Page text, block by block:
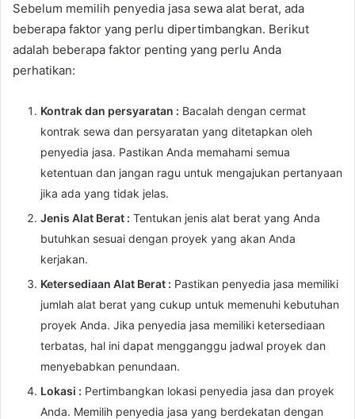
Sebelum memilih penyedia jasa sewa alat berat, ada
beberapa faktor yang perlu dipertimbangkan. Berikut
adalah beberapa faktor penting yang perlu Anda
perhatikan:
Kontrak dan persyaratan : Bacalah dengan cermat
kontrak sewa dan persyaratan yang ditetapkan oleh
penyedia jasa. Pastikan Anda memahami semua
ketentuan dan jangan ragu untuk mengajukan pertanyaan
jika ada yang tidak jelas.
Jenis Alat Berat : Tentukan jenis alat berat yang Anda
butuhkan sesuai dengan proyek yang akan Anda
kerjakan.
Ketersediaan Alat Berat : Pastikan penyedia jasa memiliki
jumlah alat berat yang cukup untuk memenuhi kebutuhan
proyek Anda. Jika penyedia jasa memiliki ketersediaan
terbatas, hal ini dapat mengganggu jadwal proyek dan
menyebabkan penundaan.
Lokasi : Pertimbangkan lokasi penyedia jasa dan proyek
Anda. Memilih penyedia jasa yang berdekatan dengan